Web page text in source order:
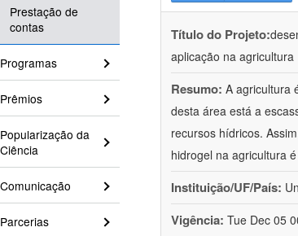
Prestação de
contas
Programas
Prêmios
Popularização da
Ciência
Comunicação
Parcerias
Título do Projeto:
aplicação na agricultura
Resumo: A agricultura
desta área está a
recursos hídricos.
hidrogel na agricultura
Instituição/UF/País:
Vigência: Tue Dec 05